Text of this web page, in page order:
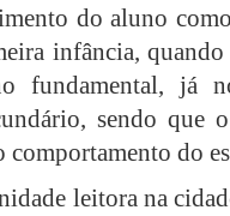
do aluno
infância,
fundamental, já
sendo que
comportamento do
leitora na